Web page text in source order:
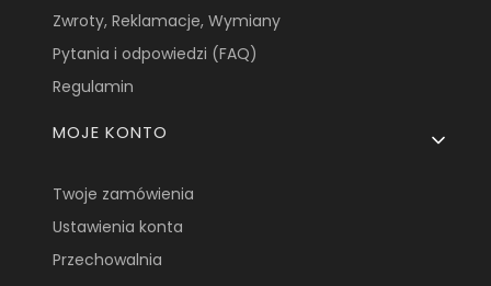
Zwroty, Reklamacje, Wymiany
Pytania i odpowiedzi (FAQ)
Regulamin
MOJE KONTO
Twoje zamówienia
Ustawienia konta
Przechowalnia